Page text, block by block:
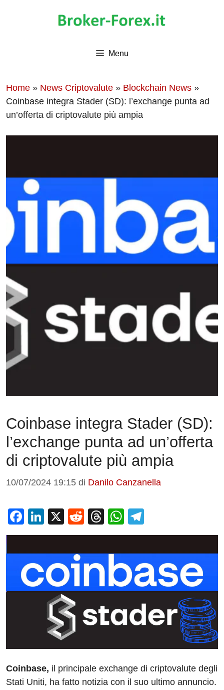
Menu
Home » News Criptovalute » Blockchain News »
Coinbase integra Stader (SD): l’exchange punta ad
un’offerta di criptovalute più ampia
Coinbase integra Stader (SD):
l’exchange punta ad un’offerta
di criptovalute più ampia
10/07/2024 19:15 di Danilo Canzanella
F
a
c
e
b
o
Li
n
k
e
dI
n
X
R
e
d
di
t
T
hr
e
a
d
s
W
h
at
s
A
p
p
el
e
gr
a
m
Coinbase, il principale exchange di criptovalute degli
Stati Uniti, ha fatto notizia con il suo ultimo annuncio.